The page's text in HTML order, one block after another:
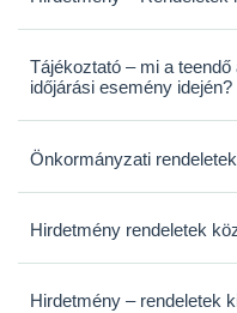
Tájékoztató – mi a
időjárási esemény idején?
Önkormányzati
Hirdetmény rendeletek
Hirdetmény – rendeletek